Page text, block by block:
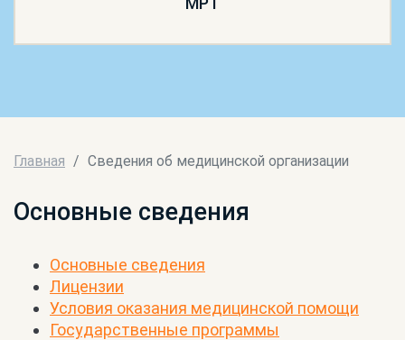
Главная Сведения об медицинской организации
Основные сведения
Основные сведения
Лицензии
Условия оказания медицинской помощи
Государственные программы